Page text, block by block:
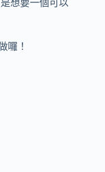
想要一個可以
囉！